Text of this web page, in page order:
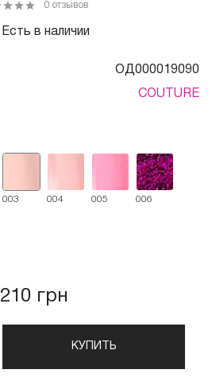
Есть в наличии
0 отзывов
ОД000019090
COUTURE
003 004 005 006
210 грн
КУПИТЬ